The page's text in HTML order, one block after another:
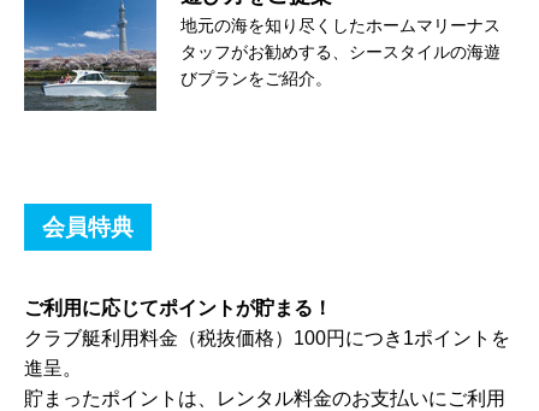
地元の海を知り尽くしたホームマリーナス
タッフがお勧めする、シースタイルの海遊
びプランをご紹介。
会員特典
ご利用に応じてポイントが貯まる！
クラブ艇利用料金（税抜価格）100円につき1ポイントを
進呈。
貯まったポイントは、レンタル料金のお支払いにご利用